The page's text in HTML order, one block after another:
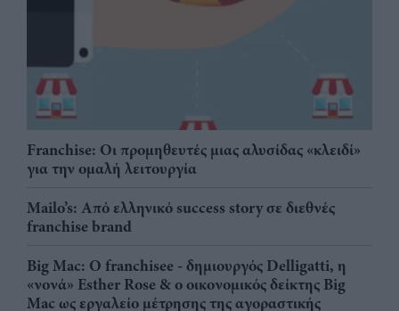
Franchise: Οι προμηθευτές μιας αλυσίδας «κλειδί»
για την ομαλή λειτουργία
Mailo’s: Από ελληνικό success story σε διεθνές
franchise brand
Big Mac: Ο franchisee - δημιουργός Delligatti, η
«νονά» Esther Rose & ο οικονομικός δείκτης Big
Mac ως εργαλείο μέτρησης της αγοραστικής